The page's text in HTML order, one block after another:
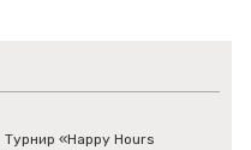
Турнир «Happy Hours